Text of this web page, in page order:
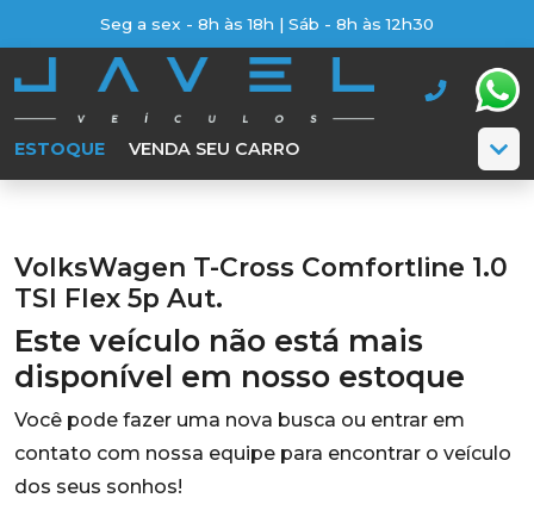
Seg a sex - 8h às 18h | Sáb - 8h às 12h30
ESTOQUE VENDA SEU CARRO
VolksWagen T-Cross Comfortline 1.0
TSI Flex 5p Aut.
Este veículo não está mais
disponível em nosso estoque
Você pode fazer uma nova busca ou entrar em
contato com nossa equipe para encontrar o veículo
dos seus sonhos!